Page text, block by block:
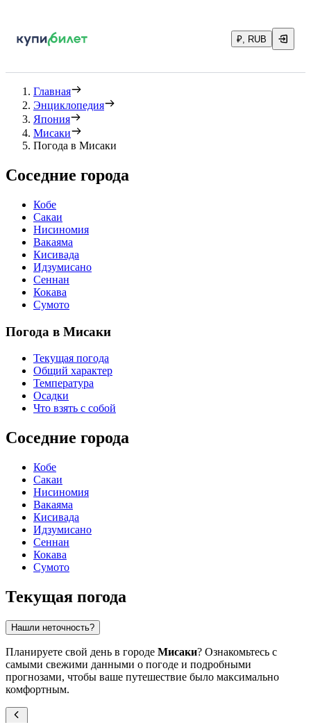
₽, RUB
Главная
Энциклопедия
Япония
Мисаки
Погода в Мисаки
Соседние города
Кобе
Сакаи
Нисиномия
Вакаяма
Кисивада
Идзумисано
Сеннан
Кокава
Сумото
Погода в Мисаки
Текущая погода
Общий характер
Температура
Осадки
Что взять с собой
Соседние города
Кобе
Сакаи
Нисиномия
Вакаяма
Кисивада
Идзумисано
Сеннан
Кокава
Сумото
Текущая погода
Нашли неточность?
Планируете свой день в городе Мисаки? Ознакомьтесь с
самыми свежими данными о погоде и подробными
прогнозами, чтобы ваше путешествие было максимально
комфортным.